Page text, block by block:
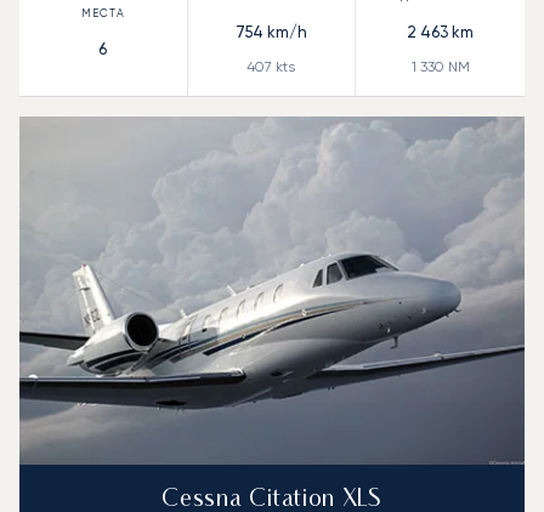
6
754 km/h
407 kts
2 463 km
1 330 NM
Cessna Citation XLS